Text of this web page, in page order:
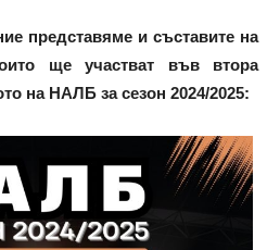
представяме и съставите на
ще участват във втора
на НАЛБ за сезон 2024/2025: